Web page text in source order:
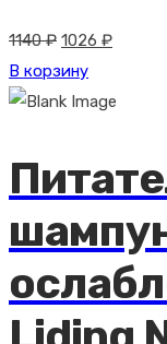
1140₽
цена
составляла
1026 ₽
1026 ₽.
В корзину